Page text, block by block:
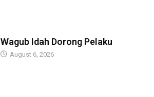
Wagub Idah Dorong Pelaku
August 6, 2026